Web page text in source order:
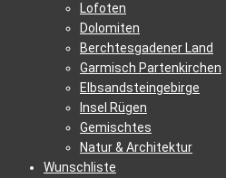
Lofoten
Dolomiten
Berchtesgadener Land
Garmisch Partenkirchen
Elbsandsteingebirge
Insel Rügen
Gemischtes
Natur & Architektur
Wunschliste